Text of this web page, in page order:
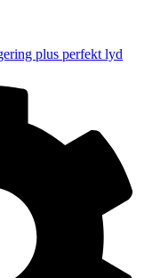
plus perfekt lyd